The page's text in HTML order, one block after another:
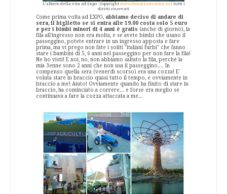
L'albero della vita ad Expo - Copyright www.dammaamamma.nettutti i
diritti riservati
Come prima volta ad EXPO, abbiamo deciso di andare di
sera il biglietto se si entra alle 19.00 costa solo 5 euro
e per i bimbi minori di 4 anni è gratis (anche di giorno), la
fila all'ingresso non era molta, e se avete bimbi che usano il
passeggino, potete entrare in un ingresso apposta e fare
prima, ma vi prego non fate i soliti "italiani furbi" che fanno
stare i bambini di 5, 6 anni nel passeggino per non fare la fila!
Ne ho visti! E noi, no, non abbiamo saltato la fila, perché la
mia 3enne sono 2 anni che non usa il passeggino.... In
compenso quella sera (venerdì scorso) era una cozza! E'
voluta stare in braccio quasi tutto il tempo, e ovviamente in
braccio a me! Aiuto! Ovviamente quando ha finito di stare in
braccio, ha cominciato a correre... e forse era meglio se
continuava a fare la cozza attaccata a me...